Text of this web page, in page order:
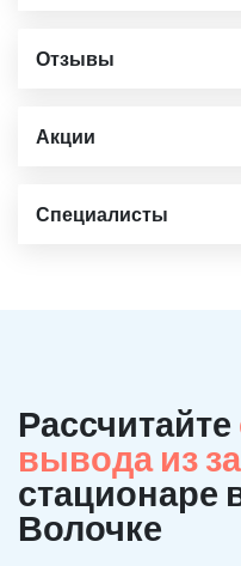
Отзывы
Акции
Специалисты
Рассчитайте
вывода из
Волочке